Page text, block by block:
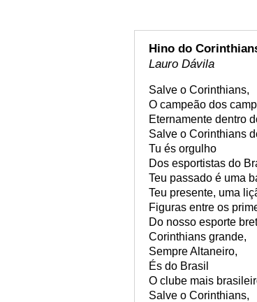
Hino do
Lauro Dávila
Salve o Corinthians,
O campeão dos
Eternamente dentro
Salve o Corinthians
Tu és orgulho
Dos esportistas do
Teu passado é uma
Teu presente, uma
Figuras entre os
Do nosso esporte
Corinthians grande,
Sempre Altaneiro,
És do Brasil
O clube mais
Salve o Corinthians,